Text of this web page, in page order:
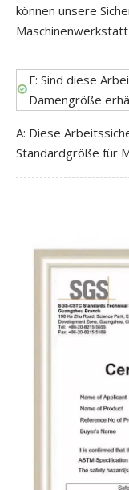
können unsere
F: Sind diese
Damengröße
A: Diese
Standardgröße für